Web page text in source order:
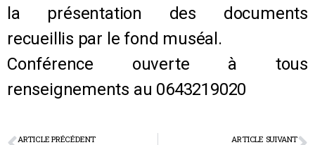
la présentation des documents
recueillis par le fond muséal.
Conférence ouverte à tous
renseignements au 0643219020
ARTICLE PRÉCÉDENT ARTICLE SUIVANT